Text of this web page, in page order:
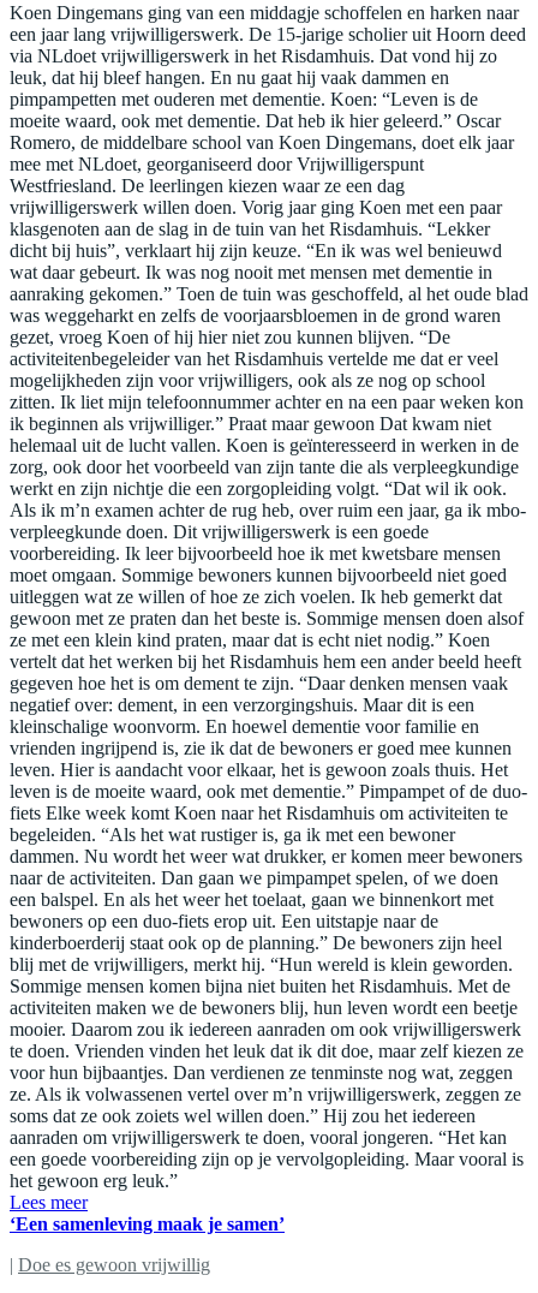
Koen Dingemans ging van een middagje schoffelen en harken naar
een jaar lang vrijwilligerswerk. De 15-jarige scholier uit Hoorn deed
via NLdoet vrijwilligerswerk in het Risdamhuis. Dat vond hij zo
leuk, dat hij bleef hangen. En nu gaat hij vaak dammen en
pimpampetten met ouderen met dementie. Koen: “Leven is de
moeite waard, ook met dementie. Dat heb ik hier geleerd.” Oscar
Romero, de middelbare school van Koen Dingemans, doet elk jaar
mee met NLdoet, georganiseerd door Vrijwilligerspunt
Westfriesland. De leerlingen kiezen waar ze een dag
vrijwilligerswerk willen doen. Vorig jaar ging Koen met een paar
klasgenoten aan de slag in de tuin van het Risdamhuis. “Lekker
dicht bij huis”, verklaart hij zijn keuze. “En ik was wel benieuwd
wat daar gebeurt. Ik was nog nooit met mensen met dementie in
aanraking gekomen.” Toen de tuin was geschoffeld, al het oude blad
was weggeharkt en zelfs de voorjaarsbloemen in de grond waren
gezet, vroeg Koen of hij hier niet zou kunnen blijven. “De
activiteitenbegeleider van het Risdamhuis vertelde me dat er veel
mogelijkheden zijn voor vrijwilligers, ook als ze nog op school
zitten. Ik liet mijn telefoonnummer achter en na een paar weken kon
ik beginnen als vrijwilliger.” Praat maar gewoon Dat kwam niet
helemaal uit de lucht vallen. Koen is geïnteresseerd in werken in de
zorg, ook door het voorbeeld van zijn tante die als verpleegkundige
werkt en zijn nichtje die een zorgopleiding volgt. “Dat wil ik ook.
Als ik m’n examen achter de rug heb, over ruim een jaar, ga ik mbo-
verpleegkunde doen. Dit vrijwilligerswerk is een goede
voorbereiding. Ik leer bijvoorbeeld hoe ik met kwetsbare mensen
moet omgaan. Sommige bewoners kunnen bijvoorbeeld niet goed
uitleggen wat ze willen of hoe ze zich voelen. Ik heb gemerkt dat
gewoon met ze praten dan het beste is. Sommige mensen doen alsof
ze met een klein kind praten, maar dat is echt niet nodig.” Koen
vertelt dat het werken bij het Risdamhuis hem een ander beeld heeft
gegeven hoe het is om dement te zijn. “Daar denken mensen vaak
negatief over: dement, in een verzorgingshuis. Maar dit is een
kleinschalige woonvorm. En hoewel dementie voor familie en
vrienden ingrijpend is, zie ik dat de bewoners er goed mee kunnen
leven. Hier is aandacht voor elkaar, het is gewoon zoals thuis. Het
leven is de moeite waard, ook met dementie.” Pimpampet of de duo-
fiets Elke week komt Koen naar het Risdamhuis om activiteiten te
begeleiden. “Als het wat rustiger is, ga ik met een bewoner
dammen. Nu wordt het weer wat drukker, er komen meer bewoners
naar de activiteiten. Dan gaan we pimpampet spelen, of we doen
een balspel. En als het weer het toelaat, gaan we binnenkort met
bewoners op een duo-fiets erop uit. Een uitstapje naar de
kinderboerderij staat ook op de planning.” De bewoners zijn heel
blij met de vrijwilligers, merkt hij. “Hun wereld is klein geworden.
Sommige mensen komen bijna niet buiten het Risdamhuis. Met de
activiteiten maken we de bewoners blij, hun leven wordt een beetje
mooier. Daarom zou ik iedereen aanraden om ook vrijwilligerswerk
te doen. Vrienden vinden het leuk dat ik dit doe, maar zelf kiezen ze
voor hun bijbaantjes. Dan verdienen ze tenminste nog wat, zeggen
ze. Als ik volwassenen vertel over m’n vrijwilligerswerk, zeggen ze
soms dat ze ook zoiets wel willen doen.” Hij zou het iedereen
aanraden om vrijwilligerswerk te doen, vooral jongeren. “Het kan
een goede voorbereiding zijn op je vervolgopleiding. Maar vooral is
het gewoon erg leuk.”
Lees meer
‘Een samenleving maak je samen’
| Doe es gewoon vrijwillig